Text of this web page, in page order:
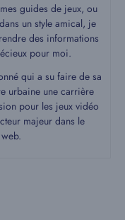
guides de jeux, ou
un style amical, je
des informations
pour moi.
qui a su faire de sa
urbaine une carrière
pour les jeux vidéo
majeur dans le